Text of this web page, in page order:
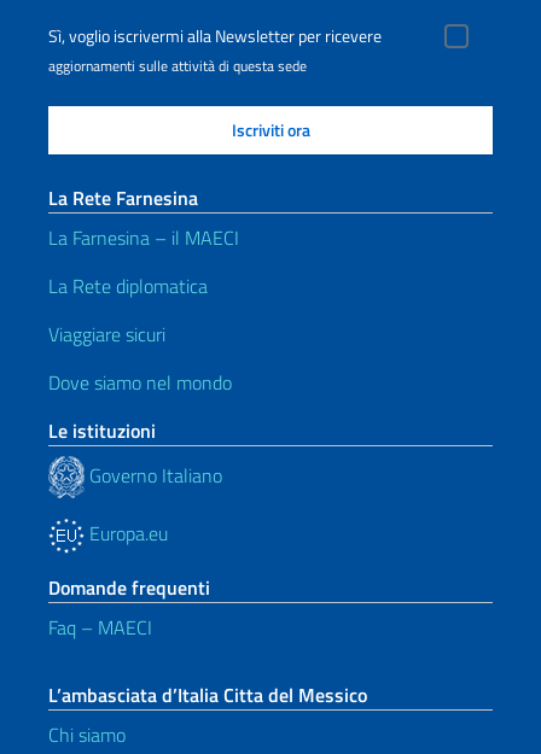
Sì, voglio iscrivermi alla Newsletter per ricevere
aggiornamenti sulle attività di questa sede
La Rete Farnesina
La Farnesina – il MAECI
La Rete diplomatica
Viaggiare sicuri
Dove siamo nel mondo
Le istituzioni
Governo Italiano
Europa.eu
Domande frequenti
Faq – MAECI
L’ambasciata d’Italia Citta del Messico
Chi siamo